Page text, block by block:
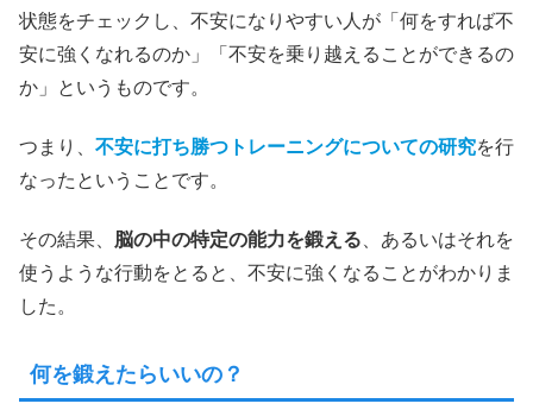
状態をチェックし、不安になりやすい人が「何をすれば不
安に強くなれるのか」「不安を乗り越えることができるの
か」というものです。
つまり、 不安に打ち勝つトレーニングについての研究を行
なったということです。
その結果、 脳の中の特定の能力を鍛える、あるいはそれを
使うような行動をとると、不安に強くなることがわかりま
した。
何を鍛えたらいいの？